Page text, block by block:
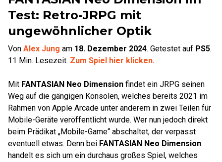
Test: Retro-JRPG mit
ungewöhnlicher Optik
Von Alex Jung am 18. Dezember 2024. Getestet auf PS5.
11 Min. Lesezeit. Zum Spiel hier klicken.
Mit FANTASIAN Neo Dimension findet ein JRPG seinen
Weg auf die gängigen Konsolen, welches bereits 2021 im
Rahmen von Apple Arcade unter anderem in zwei Teilen für
Mobile-Geräte veröffentlicht wurde. Wer nun jedoch direkt
beim Prädikat „Mobile-Game“ abschaltet, der verpasst
eventuell etwas. Denn bei FANTASIAN Neo Dimension
handelt es sich um ein durchaus großes Spiel, welches